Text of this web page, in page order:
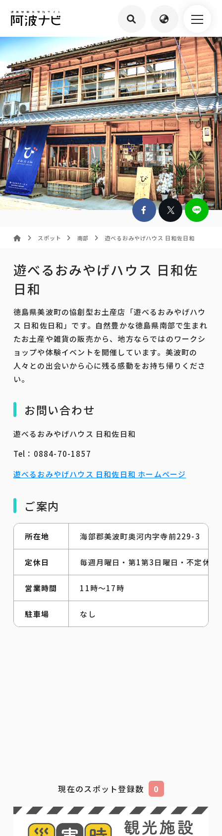
スポット 南部 遊べるおみやげハウス 日和佐日和
遊べるおみやげハウス 日和佐
日和
徳島県美波町の協創型お土産店「遊べるおみやげハウ
ス 日和佐日和」です。自然豊かな徳島県南部で生まれ
たお土産や雑貨の販売から、地方ならではのワークシ
ョップや体験イベントを開催しています。美波町の
人々との出会いから心に残る感動をお持ち帰りくださ
い。
お問い合わせ
遊べるおみやげハウス 日和佐日和
Tel：0884-70-1857
遊べるおみやげハウス 日和佐日和 ホームページ
ご案内
所在地 海部郡美波町奥河内字寺前229-3
定休日 毎週月曜日・第1第3日曜日・不定休
営業時間 11時〜17時
駐車場 なし
現在のスポット登録数 0